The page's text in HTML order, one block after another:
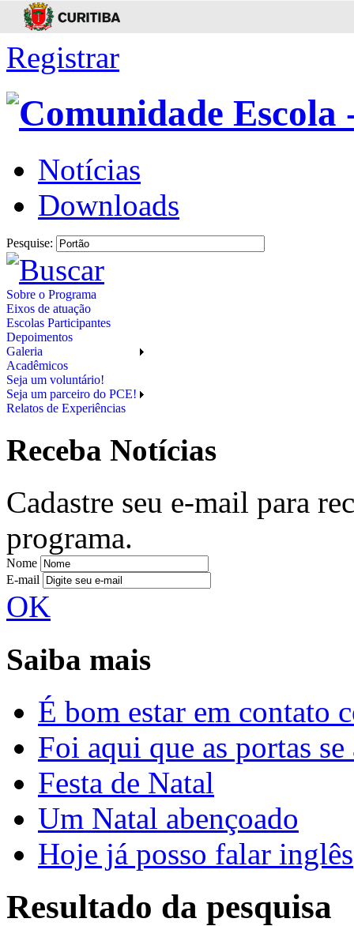
Registrar
Notícias
Downloads
Pesquise:
Sobre o Programa
Eixos de atuação
Escolas Participantes
Depoimentos
Galeria
Acadêmicos
Seja um voluntário!
Seja um parceiro do PCE!
Relatos de Experiências
Receba Notícias
Cadastre seu e-mail para
programa.
Nome
E-mail
OK
Saiba mais
É bom estar em contato
Foi aqui que as portas
Festa de Natal
Um Natal abençoado
Hoje já posso falar inglês
Resultado da pesquisa